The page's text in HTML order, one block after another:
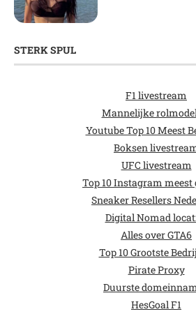
STERK SPUL
F1 livestream
Mannelijke
Youtube Top 10 Meest
Boksen
UFC livestream
Top 10 Instagram meest
Sneaker Resellers
Digital Nomad
Alles over GTA6
Top 10 Grootste
Pirate Proxy
Duurste
HesGoal F1